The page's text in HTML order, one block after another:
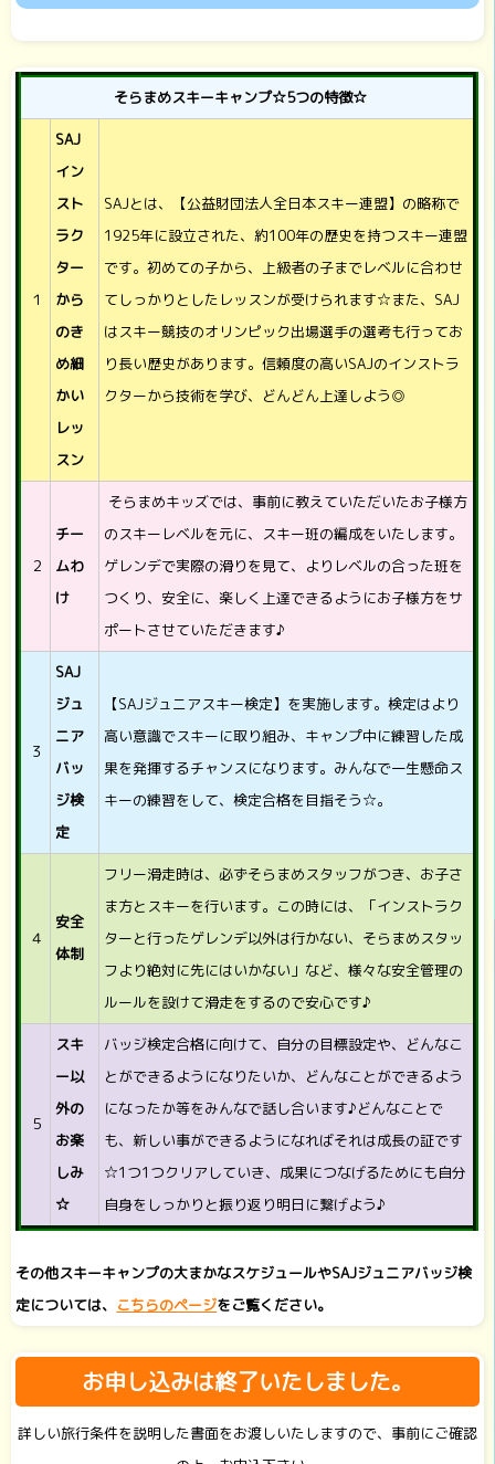
そらまめスキーキャンプ☆5つの特徴☆
１
SAJ
イン
スト
ラク
ター
から
のき
め細
かい
レッ
スン
SAJとは、【公益財団法人全日本スキー連盟】の略称で
1925年に設立された、約100年の歴史を持つスキー連盟
です。初めての子から、上級者の子までレベルに合わせ
てしっかりとしたレッスンが受けられます☆また、SAJ
はスキー競技のオリンピック出場選手の選考も行ってお
り長い歴史があります。信頼度の高いSAJのインストラ
クターから技術を学び、どんどん上達しよう◎
２
チー
ムわ
け
そらまめキッズでは、事前に教えていただいたお子様方
のスキーレベルを元に、スキー班の編成をいたします。
ゲレンデで実際の滑りを見て、よりレベルの合った班を
つくり、安全に、楽しく上達できるようにお子様方をサ
ポートさせていただきます♪
３
SAJ
ジュ
ニア
バッ
ジ検
定
【SAJジュニアスキー検定】を実施します。検定はより
高い意識でスキーに取り組み、キャンプ中に練習した成
果を発揮するチャンスになります。みんなで一生懸命ス
キーの練習をして、検定合格を目指そう☆。
４
安全
体制
フリー滑走時は、必ずそらまめスタッフがつき、お子さ
ま方とスキーを行います。この時には、「インストラク
ターと行ったゲレンデ以外は行かない、そらまめスタッ
フより絶対に先にはいかない」など、様々な安全管理の
ルールを設けて滑走をするので安心です♪
５
スキ
ー以
外の
お楽
しみ
☆
バッジ検定合格に向けて、自分の目標設定や、どんなこ
とができるようになりたいか、どんなことができるよう
になったか等をみんなで話し合います♪どんなことで
も、新しい事ができるようになればそれは成長の証です
☆1つ1つクリアしていき、成果につなげるためにも自分
自身をしっかりと振り返り明日に繋げよう♪
その他スキーキャンプの大まかなスケジュールやSAJジュニアバッジ検
定については、 こちらのページをご覧ください。
お申し込みは終了いたしました。
詳しい旅行条件を説明した書面をお渡しいたしますので、事前にご確認